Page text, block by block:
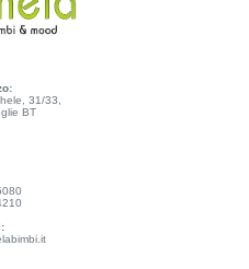
31/33,
BT